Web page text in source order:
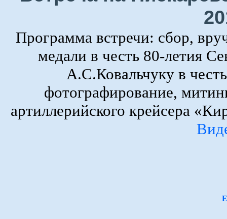
Программа встречи: сбор,
медали в честь 80-летия
А.С.Ковальчуку в
фотографирование,
артиллерийского крейсера